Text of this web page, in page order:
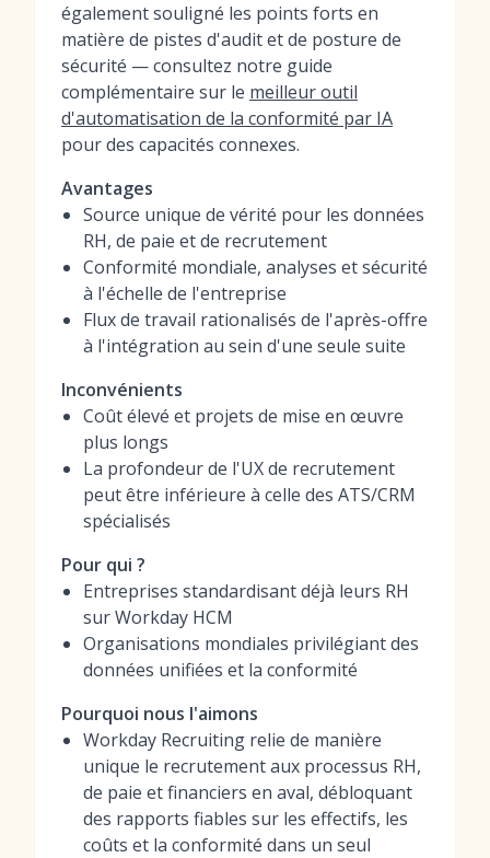
également souligné les points forts en
matière de pistes d'audit et de posture de
sécurité — consultez notre guide
complémentaire sur le meilleur outil
d'automatisation de la conformité par IA
pour des capacités connexes.
Avantages
Source unique de vérité pour les données
RH, de paie et de recrutement
Conformité mondiale, analyses et sécurité
à l'échelle de l'entreprise
Flux de travail rationalisés de l'après-offre
à l'intégration au sein d'une seule suite
Inconvénients
Coût élevé et projets de mise en œuvre
plus longs
La profondeur de l'UX de recrutement
peut être inférieure à celle des ATS/CRM
spécialisés
Pour qui ?
Entreprises standardisant déjà leurs RH
sur Workday HCM
Organisations mondiales privilégiant des
données unifiées et la conformité
Pourquoi nous l'aimons
Workday Recruiting relie de manière
unique le recrutement aux processus RH,
de paie et financiers en aval, débloquant
des rapports fiables sur les effectifs, les
coûts et la conformité dans un seul